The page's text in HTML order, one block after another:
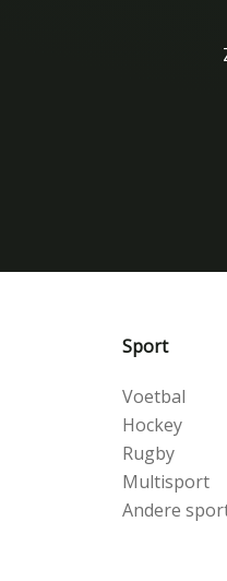
Sport
Voetbal
Hockey
Rugby
Multisport
Andere